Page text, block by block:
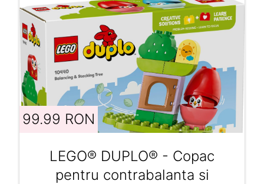
99.99 RON
LEGO® DUPLO® - Copac
pentru contrabalanta si